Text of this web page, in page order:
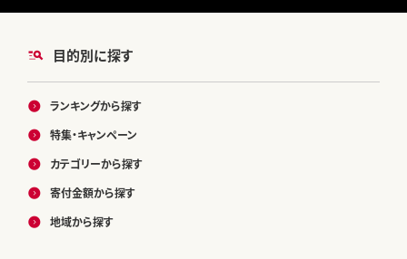
目的別に探す
ランキングから探す
特集・キャンペーン
カテゴリーから探す
寄付金額から探す
地域から探す